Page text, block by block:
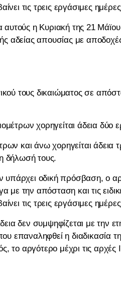
τις τρεις εργάσιμες
αυτούς η Κυριακή της 21
αδείας απουσίας με
τους δικαιώματος σε
χορηγείται άδεια
και άνω χορηγείται
δήλωσή τους.
υπάρχει οδική πρόσβαση, ο
με την απόσταση και τις
τις τρεις εργάσιμες
δεν συμψηφίζεται με την
επαναληφθεί η διαδικασία
αργότερο μέχρι τις αρχές